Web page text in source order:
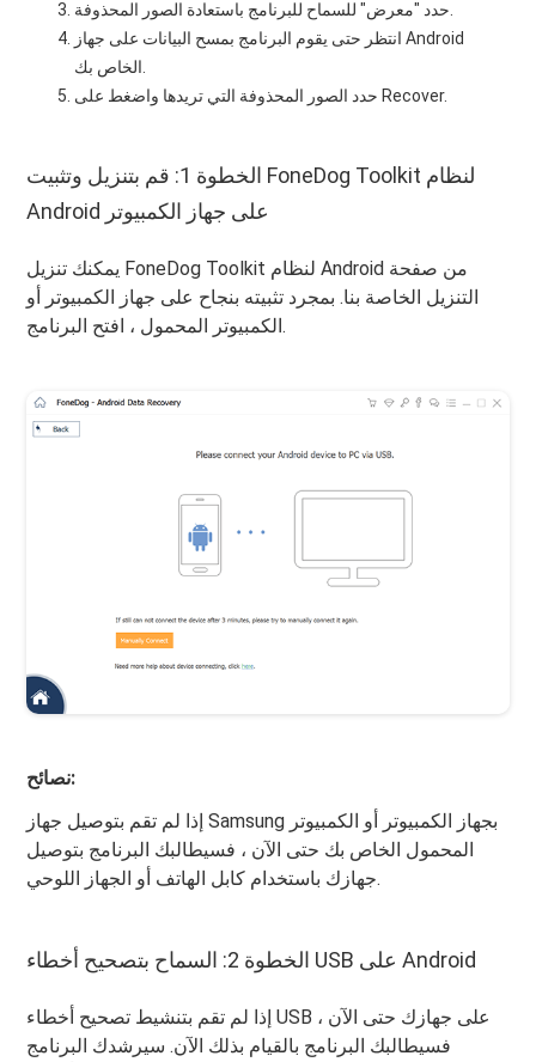
انتظر حتى يقوم البرنامج بمسح البيانات على جهاز Android
حدد الصور المحذوفة التي تريدها واضغط على Recover.
الخطوة 1: قم بتنزيل وتثبيت FoneDog Toolkit لنظام
Android على جهاز الكمبيوتر
يمكنك تنزيل FoneDog Toolkit لنظام Android من صفحة
التنزيل الخاصة بنا. بمجرد تثبيته بنجاح على جهاز الكمبيوتر أو
الكمبيوتر المحمول ، افتح البرنامج.
نصائح:
إذا لم تقم بتوصيل جهاز Samsung بجهاز الكمبيوتر أو الكمبيوتر
المحمول الخاص بك حتى الآن ، فسيطالبك البرنامج بتوصيل
جهازك باستخدام كابل الهاتف أو الجهاز اللوحي.
الخطوة 2: السماح بتصحيح أخطاء USB على Android
إذا لم تقم بتنشيط تصحيح أخطاء USB على جهازك حتى الآن ،
فسيطالبك البرنامج بالقيام بذلك الآن. سيرشدك البرنامج